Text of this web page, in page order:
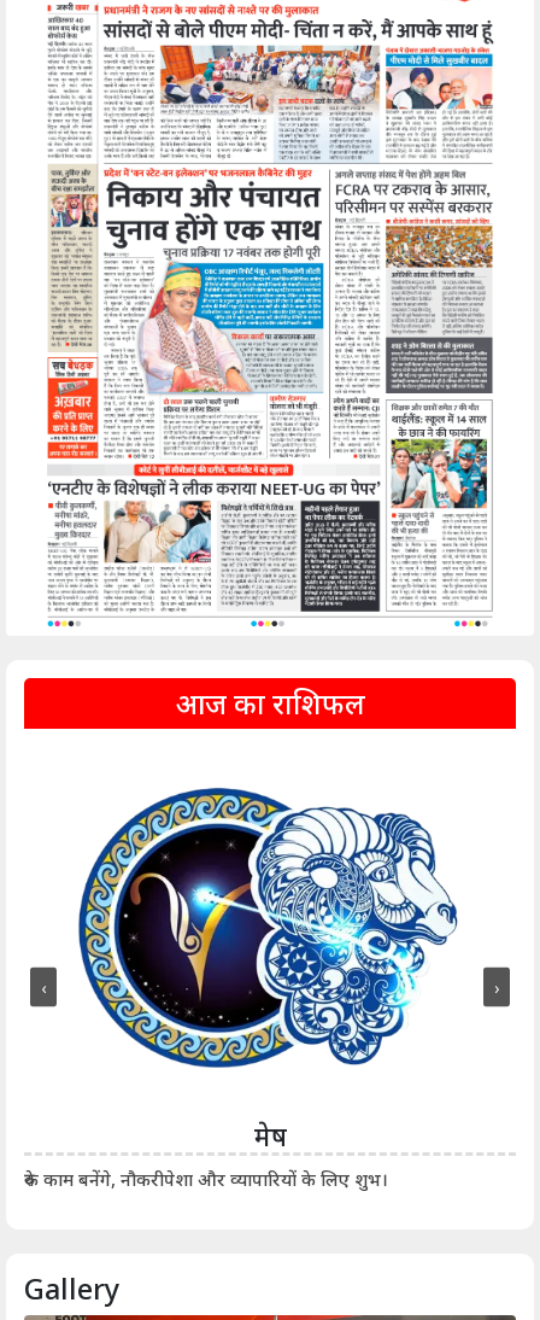
आज का राशिफल
मेष
रुके काम बनेंगे, नौकरीपेशा और व्यापारियों के लिए शुभ।
‹ ›
Gallery